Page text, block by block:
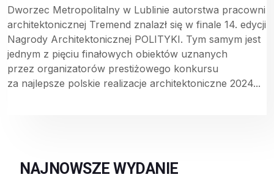
Dworzec Metropolitalny w Lublinie autorstwa pracowni
architektonicznej Tremend znalazł się w finale 14. edycji
Nagrody Architektonicznej POLITYKI. Tym samym jest
jednym z pięciu finałowych obiektów uznanych
przez organizatorów prestiżowego konkursu
za najlepsze polskie realizacje architektoniczne 2024...
NAJNOWSZE WYDANIE